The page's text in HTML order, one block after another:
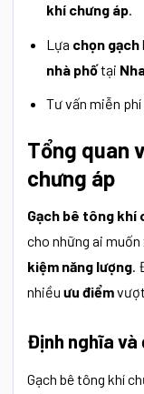
khí chưng áp.
Lựa chọn gạch
nhà phốtại
Tư vấn miễn
Tổng quan
chưng áp
Gạch bê tông khí
cho những ai
kiệm năng lượng.
nhiều ưu điểm
Định nghĩa và
Gạch bê tông khí